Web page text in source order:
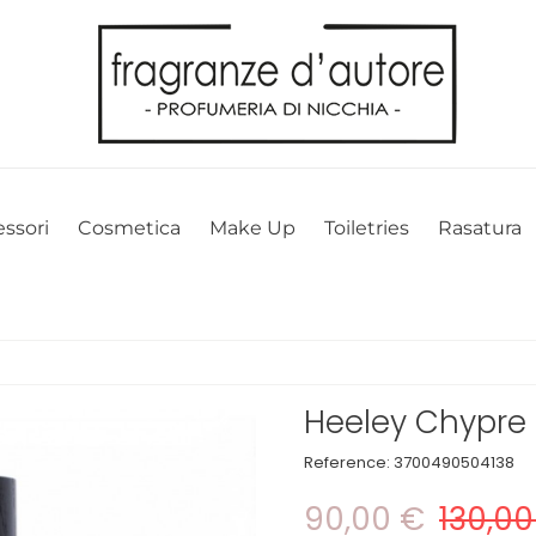
sito web. Cliccando su OK, acconsenti alla nostra politica
Cosmetica Make Up Toiletries Rasatura
Heeley Chypre
Reference: 3700490504138
90,00 €